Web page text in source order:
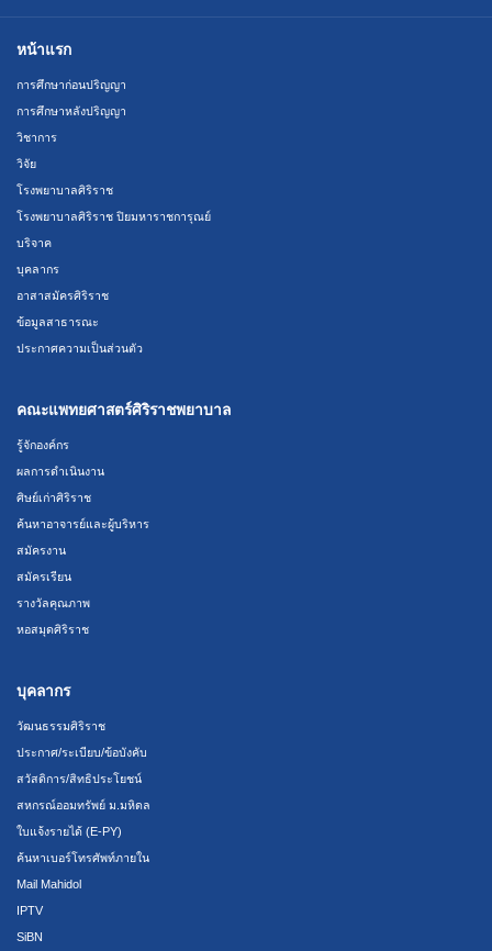
หน้าแรก
การศึกษาก่อนปริญญา
การศึกษาหลังปริญญา
วิชาการ
วิจัย
โรงพยาบาลศิริราช
โรงพยาบาลศิริราช ปิยมหาราชการุณย์
บริจาค
บุคลากร
อาสาสมัครศิริราช
ข้อมูลสาธารณะ
ประกาศความเป็นส่วนตัว
คณะแพทยศาสตร์ศิริราชพยาบาล
รู้จักองค์กร
ผลการดำเนินงาน
ศิษย์เก่าศิริราช
ค้นหาอาจารย์และผู้บริหาร
สมัครงาน
สมัครเรียน
รางวัลคุณภาพ
หอสมุดศิริราช
บุคลากร
วัฒนธรรมศิริราช
ประกาศ/ระเบียบ/ข้อบังคับ
สวัสดิการ/สิทธิประโยชน์
สหกรณ์ออมทรัพย์ ม.มหิดล
ใบแจ้งรายได้ (E-PY)
ค้นหาเบอร์โทรศัพท์ภายใน
Mail Mahidol
IPTV
SiBN